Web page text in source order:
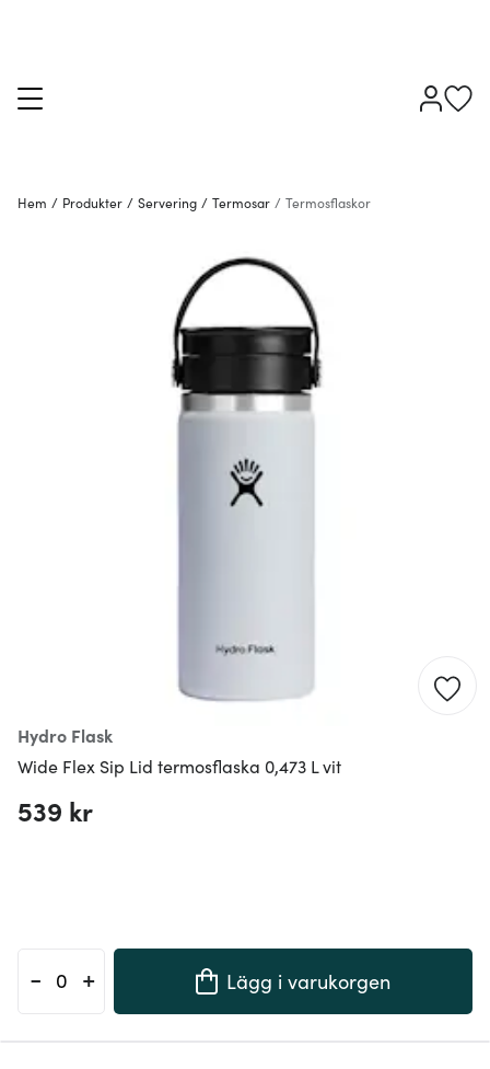
Hem / Produkter / Servering / Termosar / Termosflaskor
Hydro Flask
Wide Flex Sip Lid termosflaska 0,473 L vit
539 kr
- + Lägg i varukorgen